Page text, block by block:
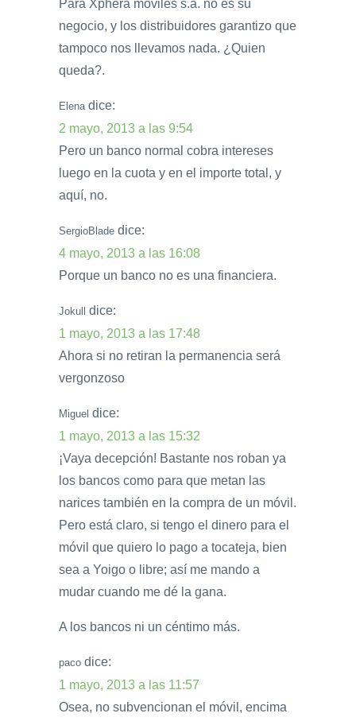
Para Xphera móviles s.a. no es su
negocio, y los distribuidores garantizo que
tampoco nos llevamos nada. ¿Quien
queda?.
Elena dice:
2 mayo, 2013 a las 9:54
Pero un banco normal cobra intereses
luego en la cuota y en el importe total, y
aquí, no.
SergioBlade dice:
4 mayo, 2013 a las 16:08
Porque un banco no es una financiera.
Jokull
dice:
1 mayo, 2013 a las 17:48
Ahora si no retiran la permanencia será
vergonzoso
Miguel dice:
1 mayo, 2013 a las 15:32
¡Vaya decepción! Bastante nos roban ya
los bancos como para que metan las
narices también en la compra de un móvil.
Pero está claro, si tengo el dinero para el
móvil que quiero lo pago a tocateja, bien
sea a Yoigo o libre; así me mando a
mudar cuando me dé la gana.
A los bancos ni un céntimo más.
paco dice:
1 mayo, 2013 a las 11:57
Osea, no subvencionan el móvil, encima